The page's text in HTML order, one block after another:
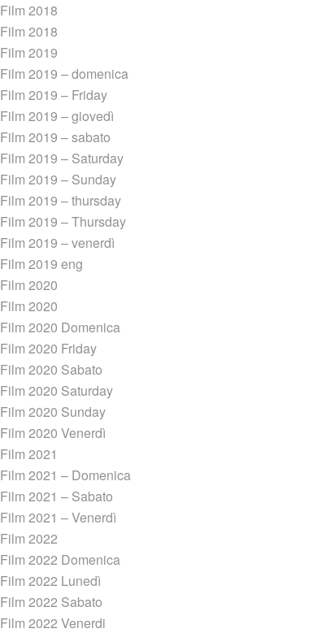
Film 2018
Film 2018
Film 2019
Film 2019 – domenica
Film 2019 – Friday
Film 2019 – giovedì
Film 2019 – sabato
Film 2019 – Saturday
Film 2019 – Sunday
Film 2019 – thursday
Film 2019 – Thursday
Film 2019 – venerdì
Film 2019 eng
Film 2020
Film 2020
Film 2020 Domenica
Film 2020 Friday
Film 2020 Sabato
Film 2020 Saturday
Film 2020 Sunday
Film 2020 Venerdì
Film 2021
Film 2021 – Domenica
Film 2021 – Sabato
Film 2021 – Venerdì
Film 2022
Film 2022 Domenica
Film 2022 Lunedì
Film 2022 Sabato
Film 2022 Venerdi